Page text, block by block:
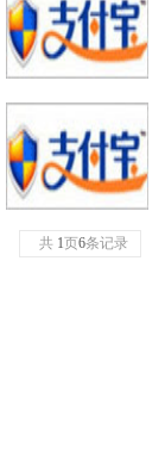
共 1页6条记录